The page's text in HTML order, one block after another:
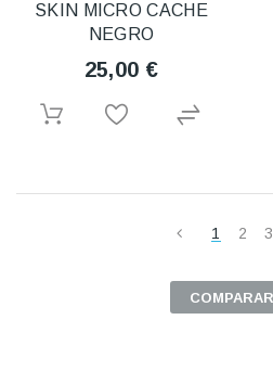
SKIN MICRO CACHE
NEGRO
25,00 €
1 2 3